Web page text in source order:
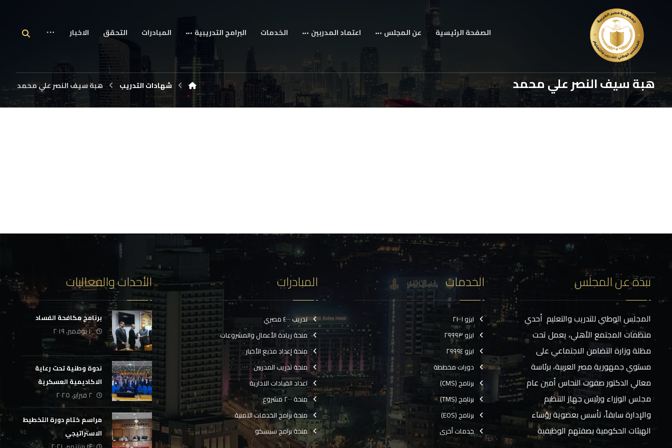
الصفحة الرئيسية عن المجلس اعتماد المدربين الخدمات البرامج التدريبية المبادرات التحقق الاخبار
هبة سيف النصر علي محمد شهادات التدريب هبة سيف النصر علي محمد
نبذة عن المجلس
المجلس الوطني للتدريب والتعليم أحدي
منظمات المجتمع الأهلي، يعمل تحت
مظلة وزارة التضامن الاجتماعي على
مستوي جمهورية مصر العربية، برئاسة
معالي الدكتور صفوت النحاس أمين عام
مجلس الوزراء ورئيس جهاز التنظيم
والإدارة سابقاً، تأسس بعضوية رؤساء
الهيئات الحكومية بصفتهم الوظيفية
الخدمات
ايزو ٢١٠٠١
ايزو ٢٩٩٩٣
ايزو ٢٩٩٩٤
دورات مخططة
برنامج (CMS)
برنامج (TMS)
برنامج (EOS)
خدمات أخرى
المبادرات
تدريب ٤٠٠٠ مصري
منحة ريادة الأعمال والمشروعات
منحة إعداد مذيع الأخبار
منحة تدريب المدربين
اعداد القيادات الادارية
منحة ٢٠٠٠ مشروع
منحة برامج الخدمات الامنية
منحة برامج سيسكو
الأحداث والفعاليات
برنامج مكافحة الفساد
١٠ نوفمبر، ٢٠١٩
ندوة وطنية تحت رعاية
الاكاديمية العسكرية
للدراسات العليا
والاستراتيجية
٢ فبراير، ٢٠٢٥
مراسم ختام دورة التخطيط
الاستراتيجي